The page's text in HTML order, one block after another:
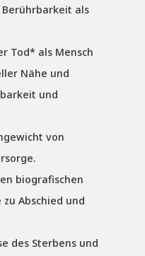
als
Tod* als Mensch
Nähe und
und
von
biografischen
Abschied und
des Sterbens und